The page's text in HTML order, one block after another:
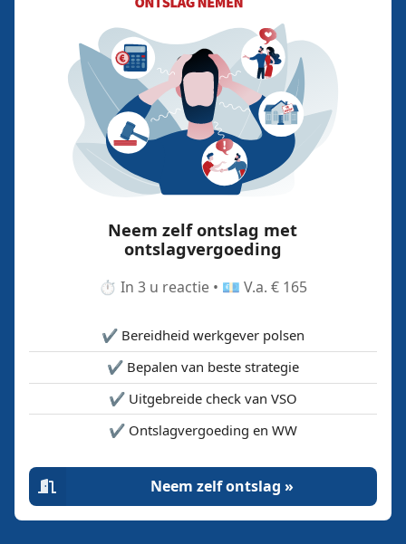
Neem zelf ontslag met
ontslagvergoeding
⏱️ In 3 u reactie • 💶 V.a. € 165
✔️ Bereidheid werkgever polsen
✔️ Bepalen van beste strategie
✔️ Uitgebreide check van VSO
✔️ Ontslagvergoeding en WW
Neem zelf ontslag »